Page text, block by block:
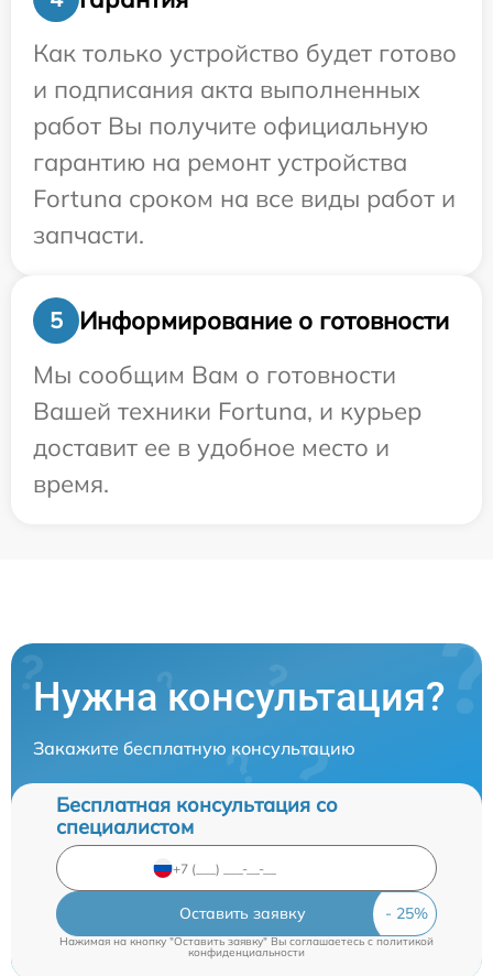
Как только устройство будет готово
и подписания акта выполненных
работ Вы получите официальную
гарантию на ремонт устройства
Fortuna сроком на все виды работ и
запчасти.
5
Информирование о готовности
Мы сообщим Вам о готовности
Вашей техники Fortuna, и курьер
доставит ее в удобное место и
время.
Нужна консультация?
Закажите бесплатную консультацию
Бесплатная консультация со
специалистом
Оставить заявку
Нажимая на кнопку "Оставить заявку" Вы соглашаетесь c политикой
конфиденциальности